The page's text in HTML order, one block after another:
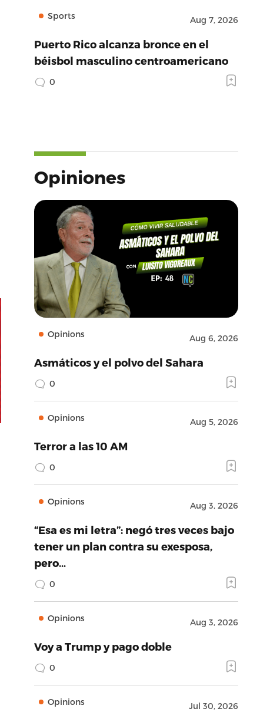
Sports Aug 7, 2026
Puerto Rico alcanza bronce en el
béisbol masculino centroamericano
0
Opiniones
Opinions Aug 6, 2026
Asmáticos y el polvo del Sahara
0
Opinions Aug 5, 2026
Terror a las 10 AM
0
Opinions Aug 3, 2026
“Esa es mi letra”: negó tres veces bajo
tener un plan contra su exesposa,
pero…
0
Opinions Aug 3, 2026
Voy a Trump y pago doble
0
Opinions Jul 30, 2026